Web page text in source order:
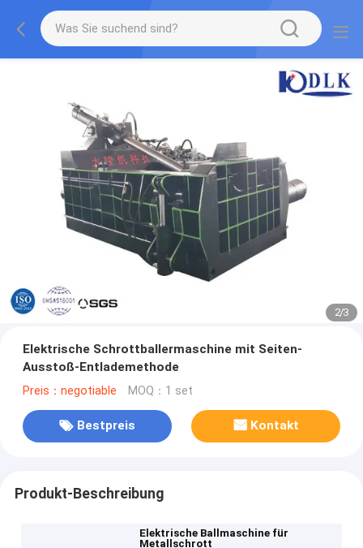
2/3
Elektrische Schrottballermaschine mit Seiten-
Ausstoß-Entlademethode
Preis：negotiable MOQ：1 set
Bestpreis Kontakt
Produkt-Beschreibung
Elektrische Ballmaschine für
Metallschrott